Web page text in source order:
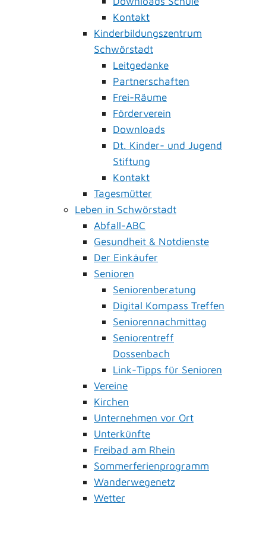
Kontakt
Kinderbildungszentrum
Schwörstadt
Leitgedanke
Partnerschaften
Frei-Räume
Förderverein
Downloads
Dt. Kinder- und Jugend
Stiftung
Kontakt
Tagesmütter
Leben in Schwörstadt
Abfall-ABC
Gesundheit & Notdienste
Der Einkäufer
Senioren
Seniorenberatung
Digital Kompass Treffen
Seniorennachmittag
Seniorentreff
Dossenbach
Link-Tipps für Senioren
Vereine
Kirchen
Unternehmen vor Ort
Unterkünfte
Freibad am Rhein
Sommerferienprogramm
Wanderwegenetz
Wetter